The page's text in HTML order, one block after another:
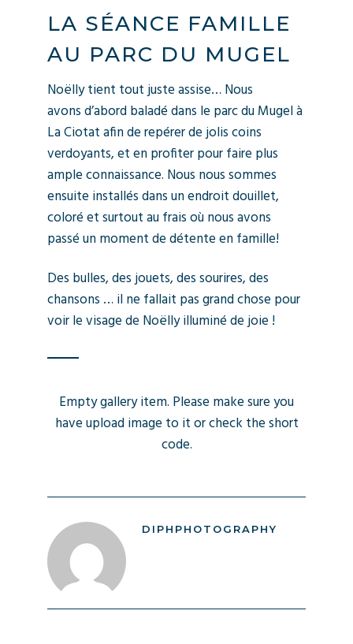
LA SÉANCE FAMILLE
AU PARC DU MUGEL
Noëlly tient tout juste assise… Nous
avons d’abord baladé dans le parc du Mugel à
La Ciotat afin de repérer de jolis coins
verdoyants, et en profiter pour faire plus
ample connaissance. Nous nous sommes
ensuite installés dans un endroit douillet,
coloré et surtout au frais où nous avons
passé un moment de détente en famille!
Des bulles, des jouets, des sourires, des
chansons … il ne fallait pas grand chose pour
voir le visage de Noëlly illuminé de joie !
Empty gallery item. Please make sure you
have upload image to it or check the short
code.
DIPHPHOTOGRAPHY